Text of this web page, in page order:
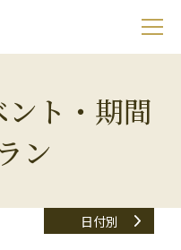
ト・期間
ン
日付別